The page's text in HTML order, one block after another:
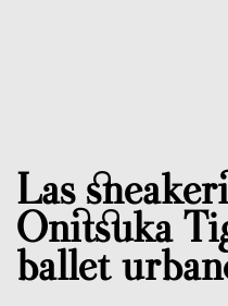
Las
Onitsuka
ballet